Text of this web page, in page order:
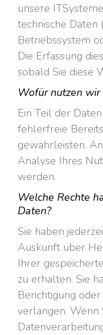
unsere
technische Daten
Betriebssystem
Die Erfassung
sobald Sie diese
Wofür nutzen wir
Ein Teil der
fehlerfreie
gewährleisten.
Analyse Ihres
werden.
Welche Rechte
Daten?
Sie haben
Auskunft über
Ihrer
zu erhalten. Sie
Berichtigung
verlangen. Wenn